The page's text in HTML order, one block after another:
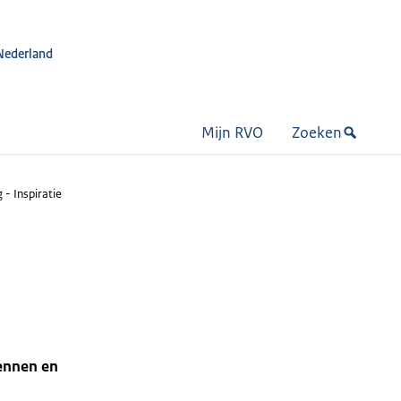
Mijn RVO Zoeken
- Inspiratie
en